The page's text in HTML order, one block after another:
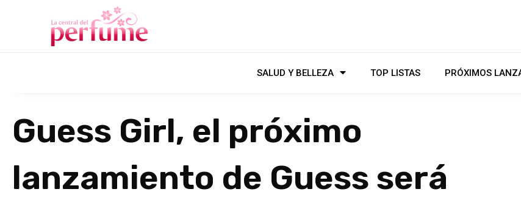
SALUD Y BELLEZA TOP LISTAS PRÓXIMOS
Guess Girl, el próximo
lanzamiento de Guess será